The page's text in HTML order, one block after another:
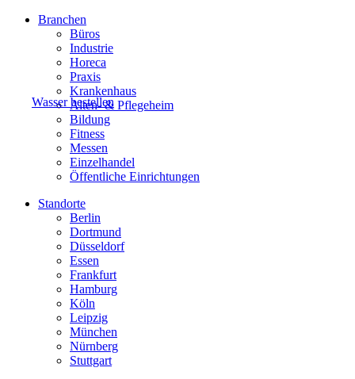
Wasser bestellen
Branchen
Büros
Industrie
Horeca
Praxis
Krankenhaus
Alten- & Pflegeheim
Bildung
Fitness
Messen
Einzelhandel
Öffentliche Einrichtungen
Standorte
Berlin
Dortmund
Düsseldorf
Essen
Frankfurt
Hamburg
Köln
Leipzig
München
Nürnberg
Stuttgart